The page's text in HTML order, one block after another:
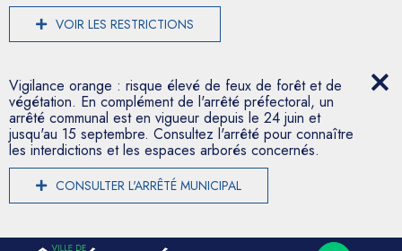
VOIR LES RESTRICTIONS
Vigilance orange : risque élevé de feux de forêt et de
végétation. En complément de l'arrêté préfectoral, un
arrêté communal est en vigueur depuis le 24 juin et
jusqu'au 15 septembre. Consultez l'arrêté pour connaître
les interdictions et les espaces arborés concernés.
CONSULTER L'ARRÊTÉ MUNICIPAL